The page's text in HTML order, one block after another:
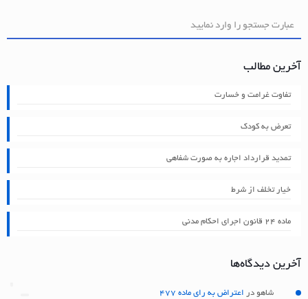
آخرین مطالب
تفاوت غرامت و خسارت
تعرض به کودک
تمدید قرارداد اجاره به صورت شفاهی
خیار تخلف از شرط
ماده ۲۴ قانون اجرای احکام مدنی
آخرین دیدگاه‌ها
شاهو در اعتراض به رای ماده 477